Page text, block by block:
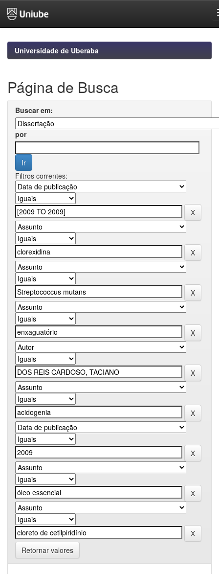
navigationUniversidade de Uberaba
Página de Busca
Buscar em:
por
Filtros correntes:
Retornar valores